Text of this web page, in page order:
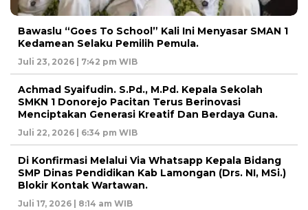
Bawaslu “Goes To School” Kali Ini Menyasar SMAN 1
Kedamean Selaku Pemilih Pemula.
Juli 23, 2026 | 7:42 pm WIB
Achmad Syaifudin. S.Pd., M.Pd. Kepala Sekolah
SMKN 1 Donorejo Pacitan Terus Berinovasi
Menciptakan Generasi Kreatif Dan Berdaya Guna.
Juli 22, 2026 | 6:34 pm WIB
Di Konfirmasi Melalui Via Whatsapp Kepala Bidang
SMP Dinas Pendidikan Kab Lamongan (Drs. NI, MSi.)
Blokir Kontak Wartawan.
Juli 17, 2026 | 8:14 am WIB